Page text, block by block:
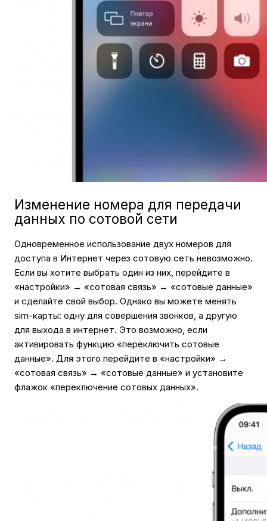
Изменение номера для передачи
данных по сотовой сети
Одновременное использование двух номеров для
доступа в Интернет через сотовую сеть невозможно.
Если вы хотите выбрать один из них, перейдите в
«настройки» → «сотовая связь» → «сотовые данные»
и сделайте свой выбор. Однако вы можете менять
sim-карты: одну для совершения звонков, а другую
для выхода в интернет. Это возможно, если
активировать функцию «переключить сотовые
данные». Для этого перейдите в «настройки» →
«сотовая связь» → «сотовые данные» и установите
флажок «переключение сотовых данных».